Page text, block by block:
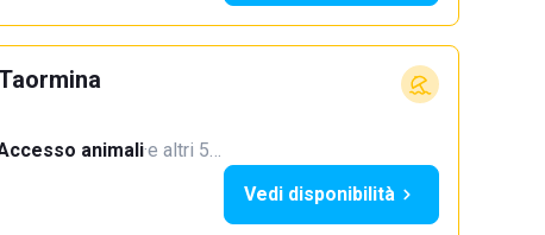
animali·e altri 5…
Vedi disponibilità